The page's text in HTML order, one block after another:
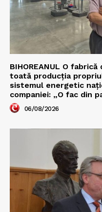
BIHOREANUL O
toată producția
sistemul energetic
companiei: „O fac din
06/08/2026